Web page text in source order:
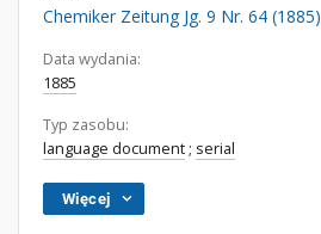
Chemiker Zeitung Jg. 9 Nr. 64 (1885)
Data wydania:
1885
Typ zasobu:
language document ; serial
Więcej